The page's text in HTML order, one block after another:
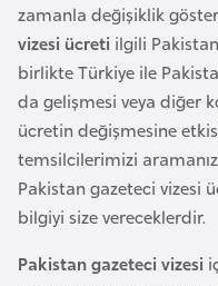
zamanla değişiklik
vizesi ücreti ilgili
birlikte Türkiye ile
da gelişmesi veya diğer
ücretin değişmesine
temsilcilerimizi
Pakistan gazeteci vizesi
bilgiyi size vereceklerdir.
Pakistan gazeteci vizesi
F
a
s
o
Ç
a
d